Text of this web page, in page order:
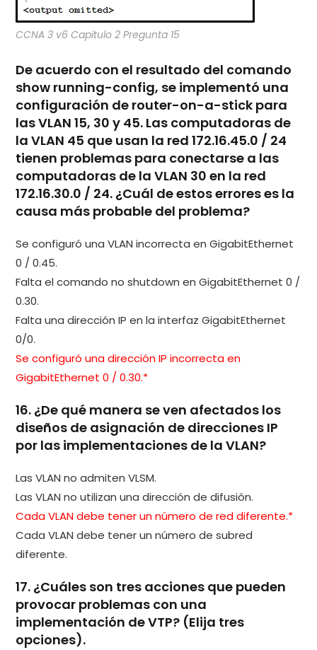
CCNA 3 v6 Capitulo 2 Pregunta 15
De acuerdo con el resultado del comando
show running-config, se implementó una
configuración de router-on-a-stick para
las VLAN 15, 30 y 45. Las computadoras de
la VLAN 45 que usan la red 172.16.45.0 / 24
tienen problemas para conectarse a las
computadoras de la VLAN 30 en la red
172.16.30.0 / 24. ¿Cuál de estos errores es la
causa más probable del problema?
Se configuró una VLAN incorrecta en GigabitEthernet
0 / 0.45.
Falta el comando no shutdown en GigabitEthernet 0 /
0.30.
Falta una dirección IP en la interfaz GigabitEthernet
0/0.
Se configuró una dirección IP incorrecta en
GigabitEthernet 0 / 0.30.*
16. ¿De qué manera se ven afectados los
diseños de asignación de direcciones IP
por las implementaciones de la VLAN?
Las VLAN no admiten VLSM.
Las VLAN no utilizan una dirección de difusión.
Cada VLAN debe tener un número de red diferente.*
Cada VLAN debe tener un número de subred
diferente.
17. ¿Cuáles son tres acciones que pueden
provocar problemas con una
implementación de VTP? (Elija tres
opciones).